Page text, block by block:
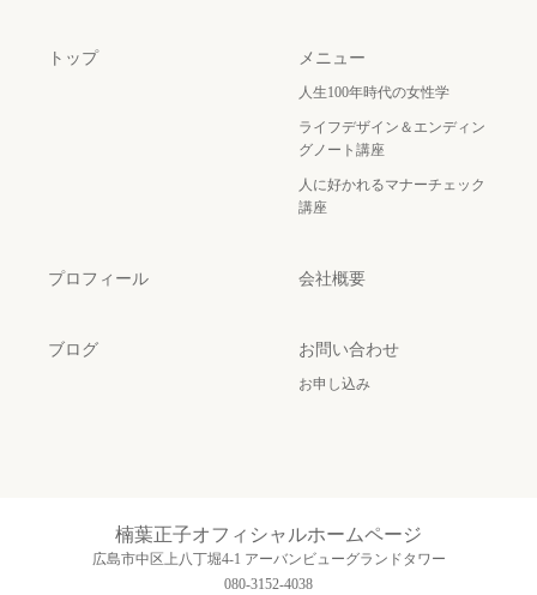
トップ メニュー
人生100年時代の女性学
ライフデザイン＆エンディン
グノート講座
人に好かれるマナーチェック
講座
プロフィール 会社概要
ブログ お問い合わせ
お申し込み
楠葉正子オフィシャルホームページ
広島市中区上八丁堀4-1 アーバンビューグランドタワー
080-3152-4038